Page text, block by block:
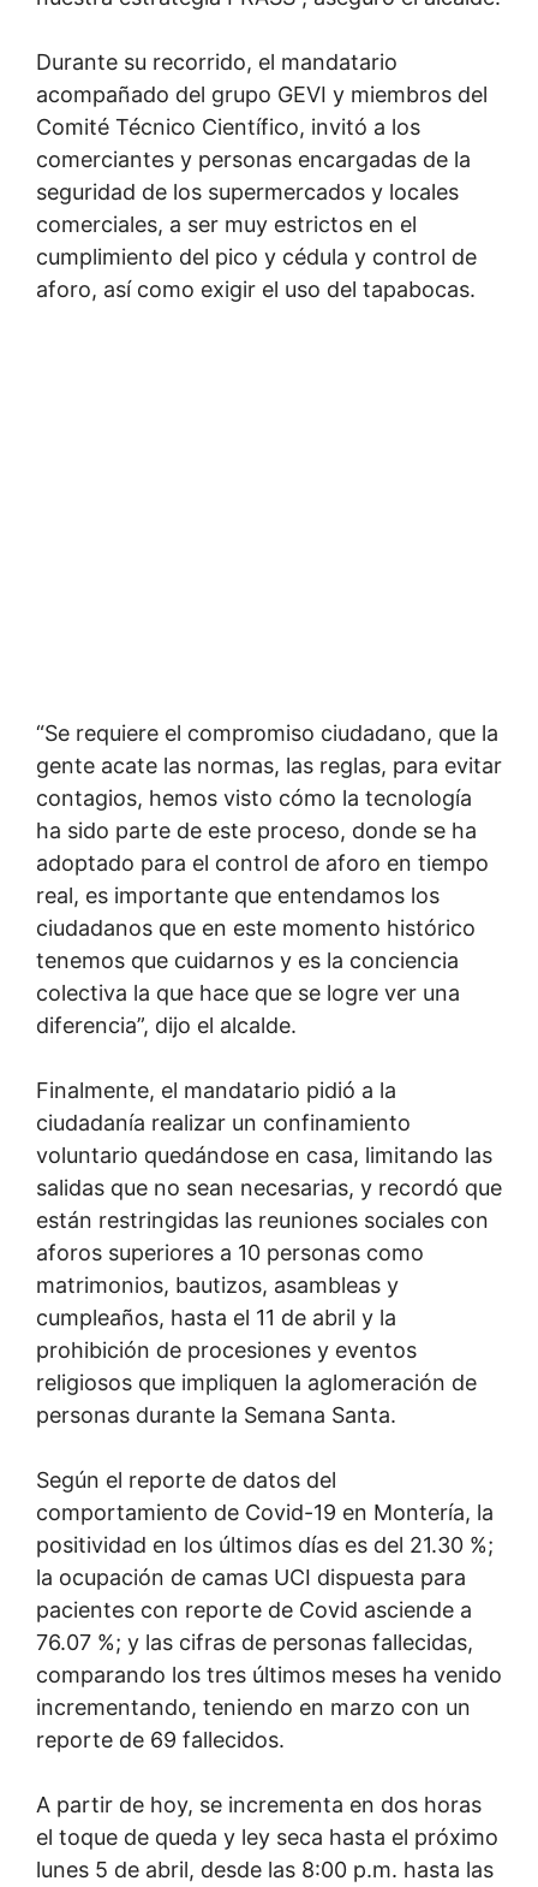
Durante su recorrido, el mandatario
acompañado del grupo GEVI y miembros del
Comité Técnico Científico, invitó a los
comerciantes y personas encargadas de la
seguridad de los supermercados y locales
comerciales, a ser muy estrictos en el
cumplimiento del pico y cédula y control de
aforo, así como exigir el uso del tapabocas.
“Se requiere el compromiso ciudadano, que la
gente acate las normas, las reglas, para evitar
contagios, hemos visto cómo la tecnología
ha sido parte de este proceso, donde se ha
adoptado para el control de aforo en tiempo
real, es importante que entendamos los
ciudadanos que en este momento histórico
tenemos que cuidarnos y es la conciencia
colectiva la que hace que se logre ver una
diferencia”, dijo el alcalde.
Finalmente, el mandatario pidió a la
ciudadanía realizar un confinamiento
voluntario quedándose en casa, limitando las
salidas que no sean necesarias, y recordó que
están restringidas las reuniones sociales con
aforos superiores a 10 personas como
matrimonios, bautizos, asambleas y
cumpleaños, hasta el 11 de abril y la
prohibición de procesiones y eventos
religiosos que impliquen la aglomeración de
personas durante la Semana Santa.
Según el reporte de datos del
comportamiento de Covid-19 en Montería, la
positividad en los últimos días es del 21.30 %;
la ocupación de camas UCI dispuesta para
pacientes con reporte de Covid asciende a
76.07 %; y las cifras de personas fallecidas,
comparando los tres últimos meses ha venido
incrementando, teniendo en marzo con un
reporte de 69 fallecidos.
A partir de hoy, se incrementa en dos horas
el toque de queda y ley seca hasta el próximo
lunes 5 de abril, desde las 8:00 p.m. hasta las